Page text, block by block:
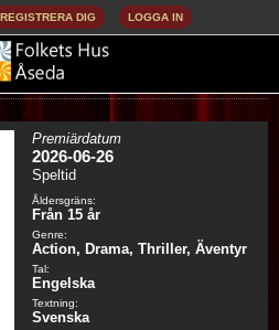
HOOD (SV. TXT) (ENG.
Premiärdatum
2026-06-26
Speltid
Åldersgräns:
Från 15 år
Genre:
Action, Drama, Thriller, Äventyr
Tal:
Engelska
Textning:
Svenska
REGISTRERA DIG LOGGA IN